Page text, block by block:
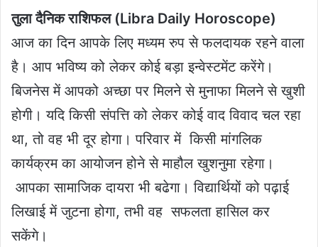
तुला दैनिक राशिफल (Libra Daily Horoscope)
आज का दिन आपके लिए मध्यम रुप से फलदायक रहने वाला
है। आप भविष्य को लेकर कोई बड़ा इन्वेस्टमेंट करेंगे।
बिजनेस में आपको अच्छा पर मिलने से मुनाफा मिलने से खुशी
होगी। यदि किसी संपत्ति को लेकर कोई वाद विवाद चल रहा
था, तो वह भी दूर होगा। परिवार में किसी मांगलिक
कार्यक्रम का आयोजन होने से माहौल खुशनुमा रहेगा।
आपका सामाजिक दायरा भी बढेगा। विद्यार्थियों को पढ़ाई
लिखाई में जुटना होगा, तभी वह सफलता हासिल कर
सकेंगे।